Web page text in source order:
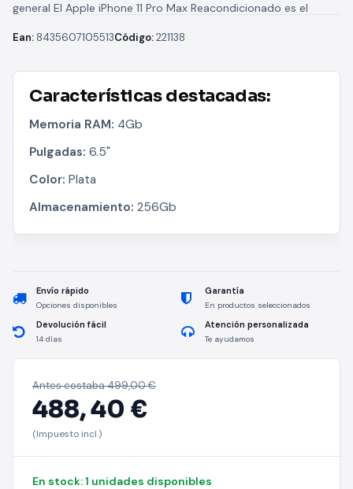
general El Apple iPhone 11 Pro Max Reacondicionado es el
Ean: 8435607105513Código:221138
Características destacadas:
Memoria RAM: 4Gb
Pulgadas: 6.5"
Color: Plata
Almacenamiento: 256Gb
Envío rápido
Opciones disponibles
Garantía
En productos seleccionados
Devolución fácil
14 días
Atención personalizada
Te ayudamos
Antes costaba499,00 €
488,40 €
(Impuesto incl.)
En stock: 1 unidades disponibles